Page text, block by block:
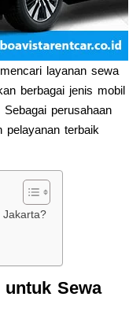
layanan sewa
berbagai jenis mobil
perusahaan
terbaik
Sewa